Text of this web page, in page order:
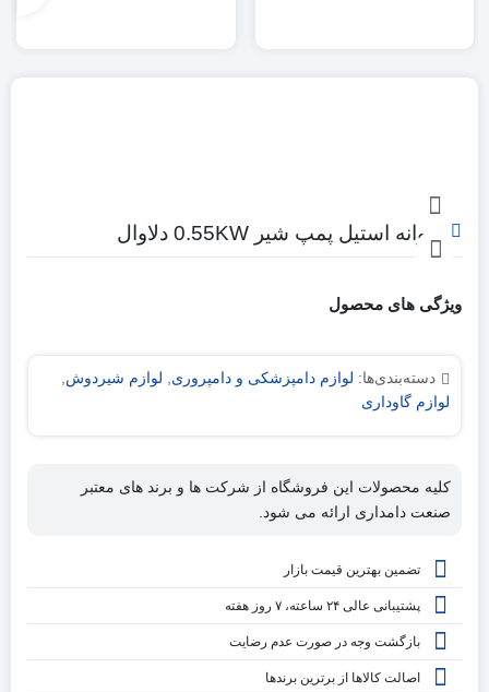
پروانه استیل پمپ شیر 0.55KW دلاوال
ویژگی های محصول
دسته‌بندی‌ها: لوازم دامپزشکی و دامپروری لوازم شیردوش
لوازم گاوداری
کلیه محصولات این فروشگاه از شرکت ها و برند های معتبر
صنعت دامداری ارائه می شود.
تضمین بهترین قیمت بازار
پشتیبانی عالی ۲۴ ساعته، ۷ روز هفته
بازگشت وجه در صورت عدم رضایت
اصالت کالاها از برترین برندها